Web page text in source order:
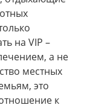
на VIP –
а не
местных
это
к